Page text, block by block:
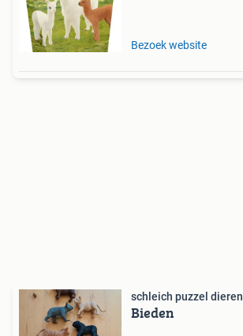
Bezoek website
schleich puzzel dieren
Bieden